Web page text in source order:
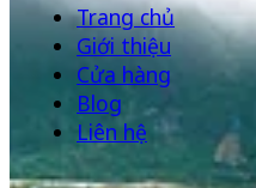
Trang chủ
Giới thiệu
Cửa hàng
Blog
Liên hệ